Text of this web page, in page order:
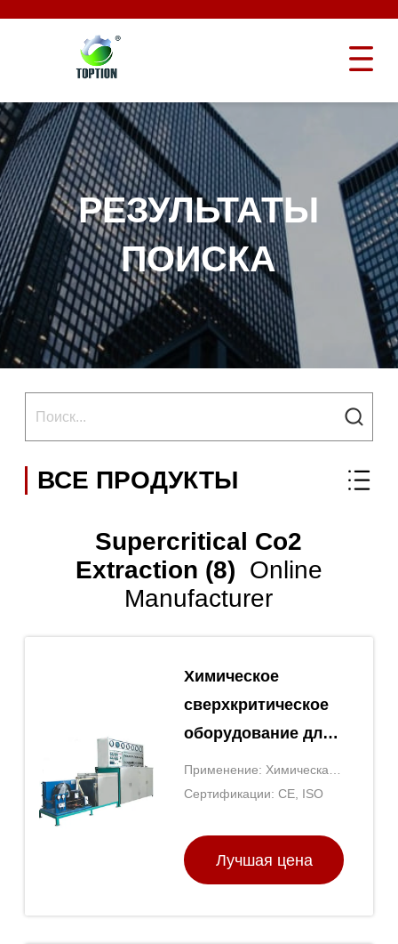
РЕЗУЛЬТАТЫ
ПОИСКА
ВСЕ ПРОДУКТЫ
Supercritical Co2
Extraction (8) Online
Manufacturer
Химическое
сверхкритическое
оборудование для
экстракции CO2
Давление 0-10 МПа
Применение: Химическая
экстракция
Сертификации: CE, ISO
Лучшая цена